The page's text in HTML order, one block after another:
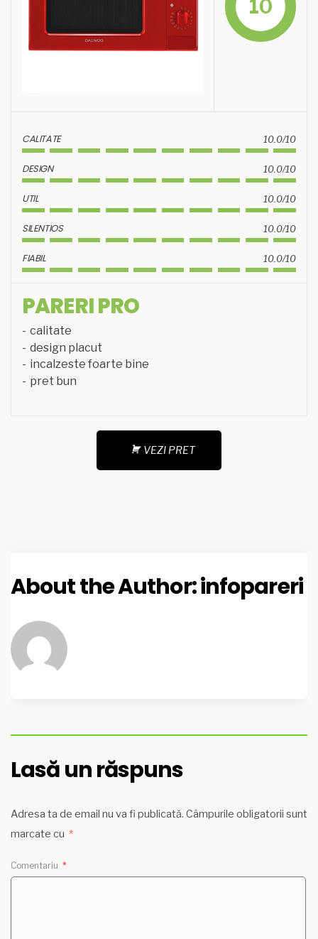
10
CALITATE 10.0/10
DESIGN 10.0/10
UTIL 10.0/10
SILENTIOS 10.0/10
FIABIL 10.0/10
PARERI PRO
calitate
design placut
incalzeste foarte bine
pret bun
VEZI PRET
About the Author:infopareri
Lasă un răspuns
Adresa ta de email nu va fi publicată. Câmpurile obligatorii sunt
marcate cu *
Comentariu *